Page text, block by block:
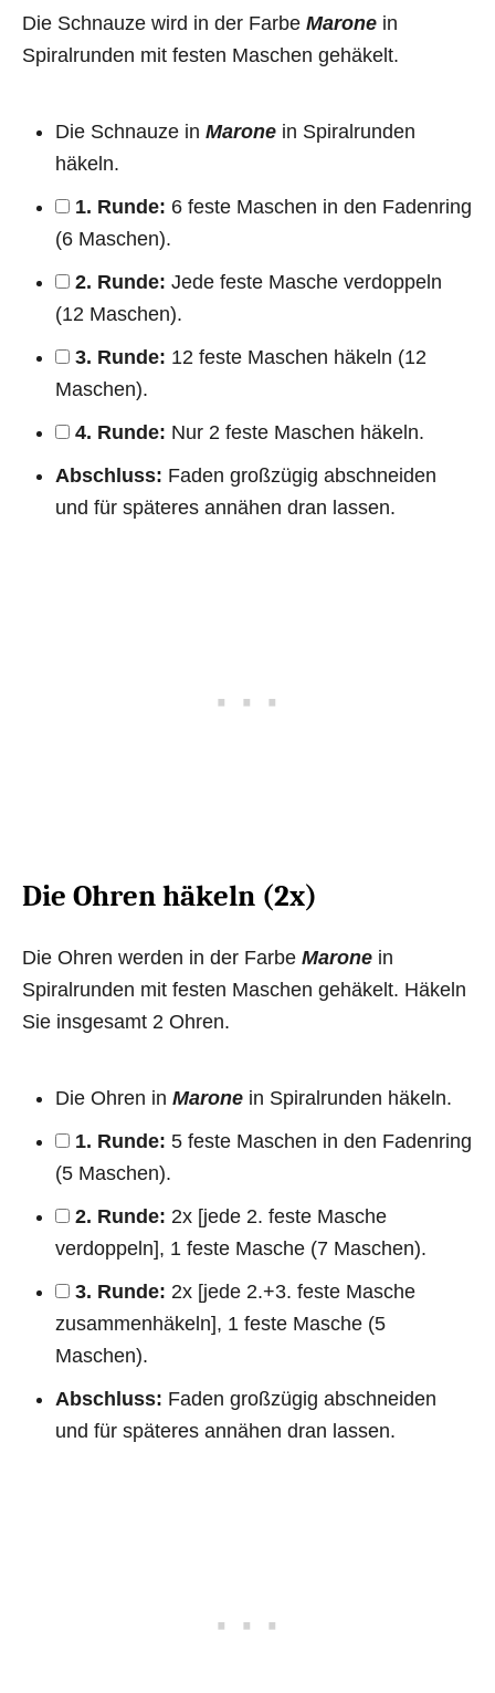
Die Schnauze wird in der Farbe Marone in
Spiralrunden mit festen Maschen gehäkelt.
Die Schnauze in Marone in Spiralrunden
häkeln.
1. Runde: 6 feste Maschen in den Fadenring
(6 Maschen).
2. Runde: Jede feste Masche verdoppeln
(12 Maschen).
3. Runde: 12 feste Maschen häkeln (12
Maschen).
4. Runde: Nur 2 feste Maschen häkeln.
Abschluss: Faden großzügig abschneiden
und für späteres annähen dran lassen.
Die Ohren häkeln (2x)
Die Ohren werden in der Farbe Marone in
Spiralrunden mit festen Maschen gehäkelt. Häkeln
Sie insgesamt 2 Ohren.
Die Ohren in Marone in Spiralrunden häkeln.
1. Runde: 5 feste Maschen in den Fadenring
(5 Maschen).
2. Runde: 2x [jede 2. feste Masche
verdoppeln], 1 feste Masche (7 Maschen).
3. Runde: 2x [jede 2.+3. feste Masche
zusammenhäkeln], 1 feste Masche (5
Maschen).
Abschluss: Faden großzügig abschneiden
und für späteres annähen dran lassen.